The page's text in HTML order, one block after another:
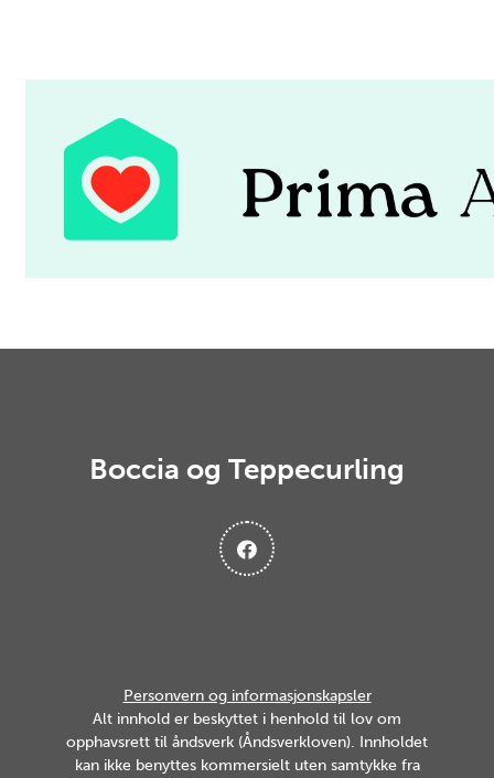
Boccia og Teppecurling
Personvern og informasjonskapsler
Alt innhold er beskyttet i henhold til lov om
opphavsrett til åndsverk (Åndsverkloven). Innholdet
kan ikke benyttes kommersielt uten samtykke fra